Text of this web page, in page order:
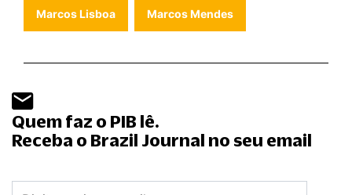
Marcos Lisboa Marcos Mendes
Quem faz o PIB lê.
Receba o Brazil Journal no seu email